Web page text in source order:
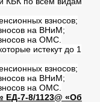
взносов;
на ВНиМ;
на ОМС.
истекут до 1
взносов;
на ВНиМ;
на ОМС.
ЕД-7-8/1123@ «Об